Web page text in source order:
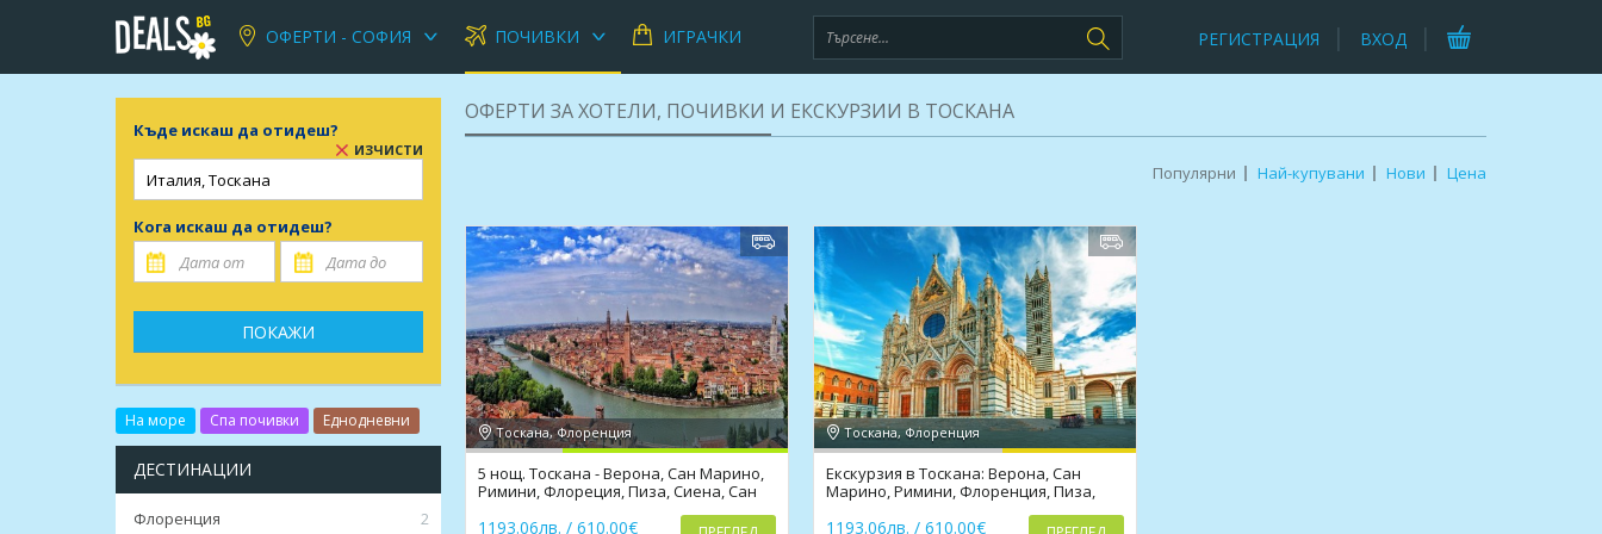
ОФЕРТИ - СОФИЯ ПОЧИВКИ ИГРАЧКИ РЕГИСТРАЦИЯ ВХОД
Къде искаш да отидеш?
ИЗЧИСТИ
Кога искаш да отидеш?
ПОКАЖИ
На море Спа почивки Еднодневни
ДЕСТИНАЦИИ
Флоренция 2
ОФЕРТИ ЗА ХОТЕЛИ, ПОЧИВКИ И ЕКСКУРЗИИ В ТОСКАНА
Популярни Най-купувани Нови Цена
Тоскана, Флоренция
5 нощ. Тоскана - Верона, Сан Марино,
Римини, Флореция, Пиза, Сиена, Сан
1193.06лв. / 610.00€
Тоскана, Флоренция
Екскурзия в Тоскана: Верона, Сан
Марино, Римини, Флоренция, Пиза,
1193.06лв. / 610.00€